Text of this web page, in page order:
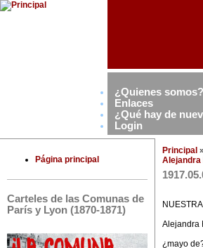
¿Quienes somos?
Enlaces
¿Qué hay de
Login
Página principal
Carteles de las Comunas de
París y Lyon (1870-1871)
Principal
Alejandra
Alejandra
¿mayo